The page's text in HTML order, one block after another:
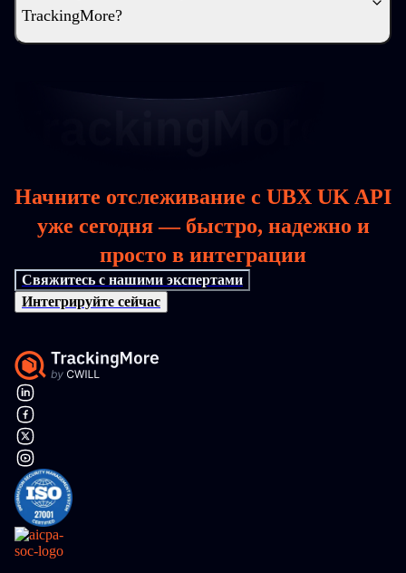
TrackingMore?
Начните отслеживание с UBX UK API
уже сегодня — быстро, надежно и
просто в интеграции
Свяжитесь с нашими экспертами
Интегрируйте сейчас